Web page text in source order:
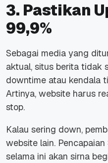
3. Pastikan
99,9%
Sebagai media yang
aktual, situs berita tidak
downtime atau kendala
Artinya, website harus
stop.
Kalau sering down,
website lain.
selama ini akan sirna